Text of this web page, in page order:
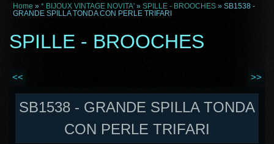
Home » * BIJOUX VINTAGE NOVITA' » SPILLE - BROOCHES » SB1538 -
GRANDE SPILLA TONDA CON PERLE TRIFARI
SPILLE - BROOCHES
<< >>
SB1538 - GRANDE SPILLA TONDA
CON PERLE TRIFARI